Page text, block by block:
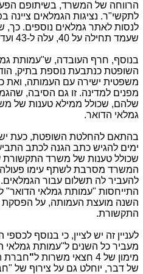
הרווחה של המשרד, בשיתופם
לתקשי"ר. נציגות הגמלאים ציינה
לנסות לאתר גמלאים נוספים. כך,
שעמד תחילה על 40, עלה ל-43 ועדיין המספר אינו סופי.
בנוסף, חרף העובדה, ש"עמותת
השופטת כנתבעת נוספת בתיק,
משפטית ישירה עם העמותה, ואת
מפנים למדינה. זו גם הסיבה,
שלהם, שכולל ממילא טענות של
גמלאי הדואר.
ימים להגיש כתב הגנה לכתב
שכולל טענות של משרד התקשורת
המשרד מסרבת לשתף עימו
להעביר לה תשלום עבור הגמלאים.
התייחסות "עמותת גמלאי
השנה מועצת העמותה, על הפסקת
התקשורת.
לעניין זה יש לציין, כי בנוסף
מעביר כל השנים ל"עמותת
מימון של 4 חצאי משרות ל
"חברת
של דבר, יוחלט גם על צירוף של